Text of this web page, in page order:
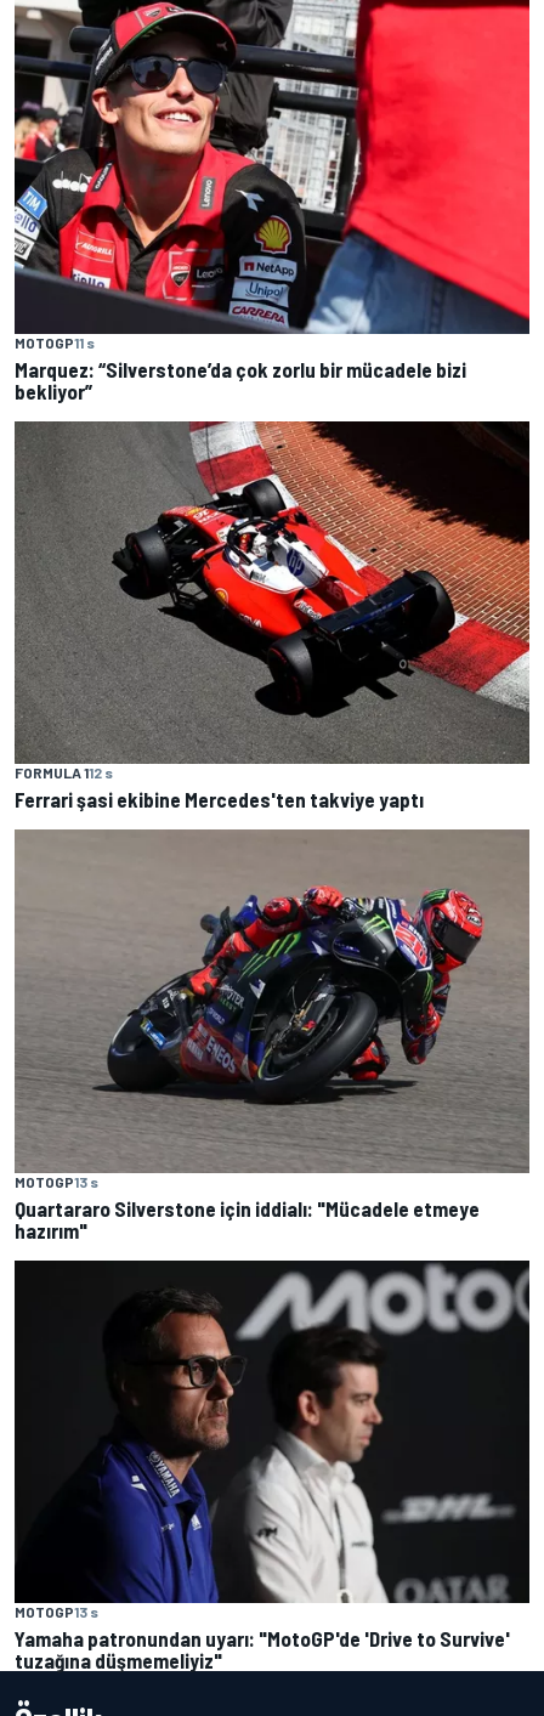
MOTOGP11 s
Marquez: “Silverstone’da çok zorlu bir mücadele bizi
bekliyor”
FORMULA 112 s
Ferrari şasi ekibine Mercedes'ten takviye yaptı
MOTOGP13 s
Quartararo Silverstone için iddialı: "Mücadele etmeye
hazırım"
MOTOGP13 s
Yamaha patronundan uyarı: "MotoGP'de 'Drive to Survive'
tuzağına düşmemeliyiz"